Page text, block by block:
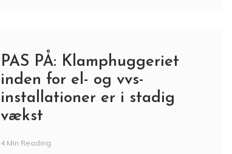
PAS PÅ: Klamphuggeriet
inden for el- og vvs-
installationer er i stadig
vækst
4 Min Reading